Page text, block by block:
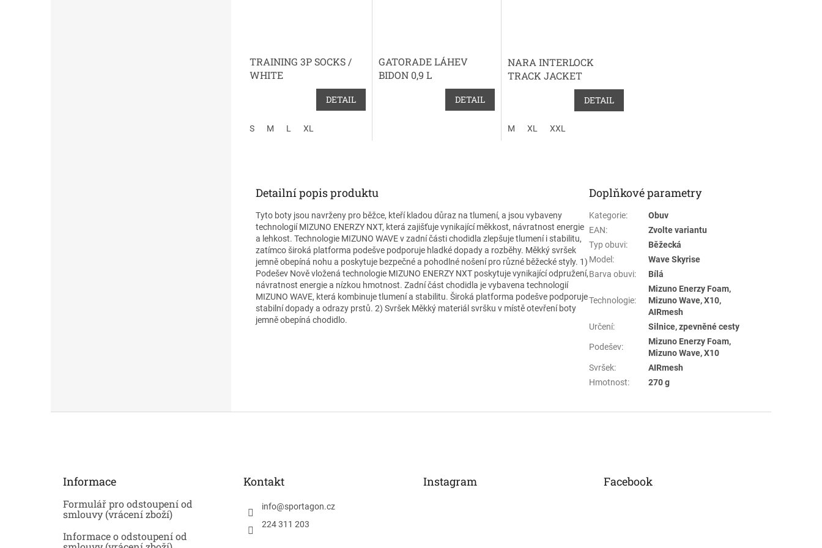
TRAINING 3P SOCKS /
WHITE
DETAIL
S M L XL
GATORADE LÁHEV
BIDON 0,9 L
DETAIL
NARA INTERLOCK
TRACK JACKET
DETAIL
M XL XXL
Detailní popis produktu
Tyto boty jsou navrženy pro běžce, kteří kladou důraz na tlumení, a jsou vybaveny
technologií MIZUNO ENERZY NXT, která zajišťuje vynikající měkkost, návratnost energie
a lehkost. Technologie MIZUNO WAVE v zadní části chodidla zlepšuje tlumení i stabilitu,
zatímco široká platforma podešve podporuje hladké dopady a rozběhy. Měkký svršek
jemně obepíná nohu a poskytuje bezpečné a pohodlné nošení pro různé běžecké styly. 1)
Podešev Nově vložená technologie MIZUNO ENERZY NXT poskytuje vynikající odpružení,
návratnost energie a nízkou hmotnost. Zadní část chodidla je vybavena technologií
MIZUNO WAVE, která kombinuje tlumení a stabilitu. Široká platforma podešve podporuje
stabilní dopady a odrazy prstů. 2) Svršek Měkký materiál svršku v místě otevření boty
jemně obepíná chodidlo.
Doplňkové parametry
Kategorie:
Obuv
EAN:
Zvolte variantu
Typ obuvi:
Běžecká
Model:
Wave Skyrise
Barva obuvi: Bílá
Technologie:
Mizuno Enerzy Foam,
Mizuno Wave, X10,
AIRmesh
Určení: Silnice, zpevněné cesty
Podešev:
Mizuno Enerzy Foam,
Mizuno Wave, X10
Svršek:
AIRmesh
Hmotnost: 270 g
Informace
Formulář pro odstoupení od
smlouvy (vrácení zboží)
Informace o odstoupení od
Kontakt
info@sportagon.cz
224 311 203
Instagram Facebook